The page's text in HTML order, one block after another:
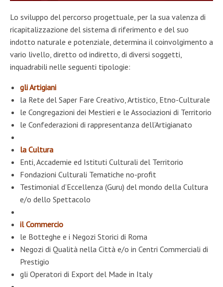
Lo sviluppo del percorso progettuale, per la sua valenza di
ricapitalizzazione del sistema di riferimento e del suo
indotto naturale e potenziale, determina il coinvolgimento a
vario livello, diretto od indiretto, di diversi soggetti,
inquadrabili nelle seguenti tipologie:
gli Artigiani
la Rete del Saper Fare Creativo, Artistico, Etno-Culturale
le Congregazioni dei Mestieri e le Associazioni di Territorio
le Confederazioni di rappresentanza dell’Artigianato
la Cultura
Enti, Accademie ed Istituti Culturali del Territorio
Fondazioni Culturali Tematiche no-profit
Testimonial d’Eccellenza (Guru) del mondo della Cultura
e/o dello Spettacolo
il Commercio
le Botteghe e i Negozi Storici di Roma
Negozi di Qualità nella Città e/o in Centri Commerciali di
Prestigio
gli Operatori di Export del Made in Italy